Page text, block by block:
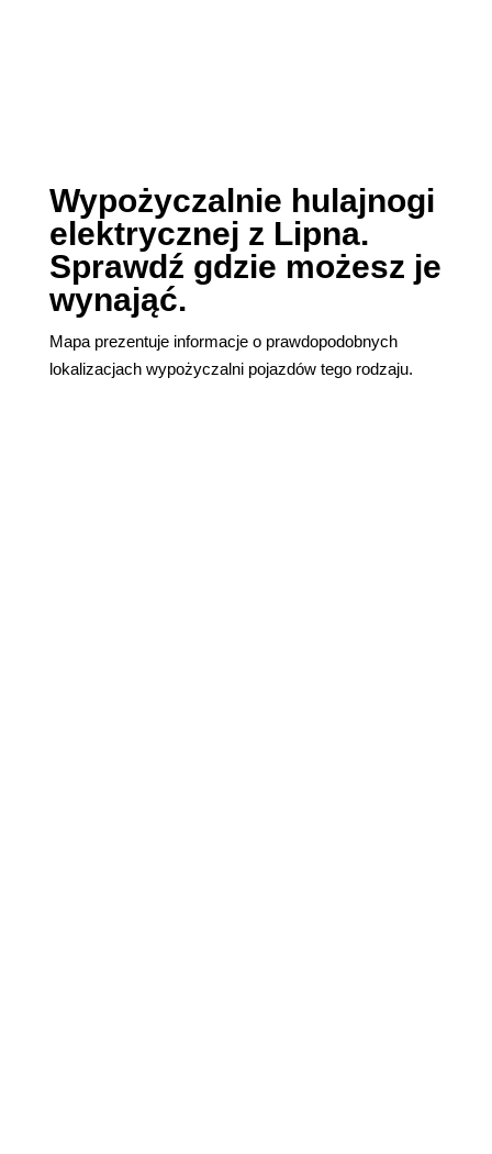
Wypożyczalnie hulajnogi
elektrycznej z Lipna.
Sprawdź gdzie możesz je
wynająć.
Mapa prezentuje informacje o prawdopodobnych
lokalizacjach wypożyczalni pojazdów tego rodzaju.